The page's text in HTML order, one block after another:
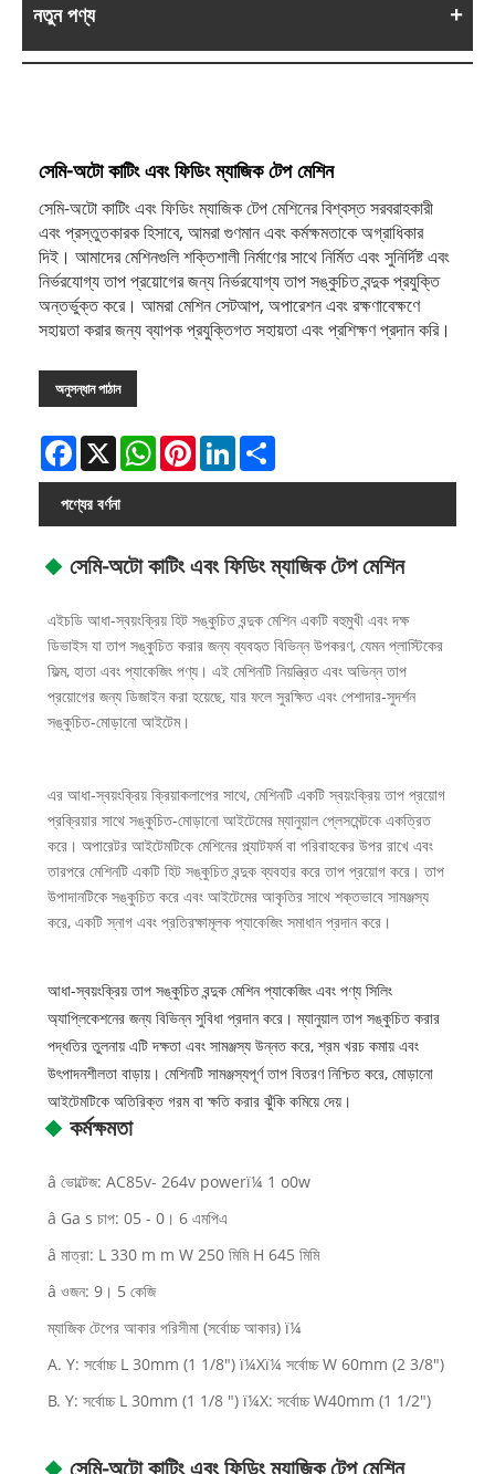
নতুন পণ্য
সেমি-অটো কাটিং এবং ফিডিং ম্যাজিক টেপ মেশিন
সেমি-অটো কাটিং এবং ফিডিং ম্যাজিক টেপ মেশিনের বিশ্বস্ত সরবরাহকারী
এবং প্রস্তুতকারক হিসাবে, আমরা গুণমান এবং কর্মক্ষমতাকে অগ্রাধিকার
দিই। আমাদের মেশিনগুলি শক্তিশালী নির্মাণের সাথে নির্মিত এবং সুনির্দিষ্ট এবং
নির্ভরযোগ্য তাপ প্রয়োগের জন্য নির্ভরযোগ্য তাপ সঙ্কুচিত বন্দুক প্রযুক্তি
অন্তর্ভুক্ত করে। আমরা মেশিন সেটআপ, অপারেশন এবং রক্ষণাবেক্ষণে
সহায়তা করার জন্য ব্যাপক প্রযুক্তিগত সহায়তা এবং প্রশিক্ষণ প্রদান করি।
অনুসন্ধান পাঠান
Facebook
X WhatsAppPinterestLinkedIn
পণ্যের বর্ণনা
সেমি-অটো কাটিং এবং ফিডিং ম্যাজিক টেপ মেশিন
এইচডি আধা-স্বয়ংক্রিয় হিট সঙ্কুচিত বন্দুক মেশিন একটি বহুমুখী এবং দক্ষ
ডিভাইস যা তাপ সঙ্কুচিত করার জন্য ব্যবহৃত বিভিন্ন উপকরণ, যেমন প্লাস্টিকের
ফিল্ম, হাতা এবং প্যাকেজিং পণ্য। এই মেশিনটি নিয়ন্ত্রিত এবং অভিন্ন তাপ
প্রয়োগের জন্য ডিজাইন করা হয়েছে, যার ফলে সুরক্ষিত এবং পেশাদার-সুদর্শন
সঙ্কুচিত-মোড়ানো আইটেম।
এর আধা-স্বয়ংক্রিয় ক্রিয়াকলাপের সাথে, মেশিনটি একটি স্বয়ংক্রিয় তাপ প্রয়োগ
প্রক্রিয়ার সাথে সঙ্কুচিত-মোড়ানো আইটেমের ম্যানুয়াল প্লেসমেন্টকে একত্রিত
করে। অপারেটর আইটেমটিকে মেশিনের প্ল্যাটফর্ম বা পরিবাহকের উপর রাখে এবং
তারপরে মেশিনটি একটি হিট সঙ্কুচিত বন্দুক ব্যবহার করে তাপ প্রয়োগ করে। তাপ
উপাদানটিকে সঙ্কুচিত করে এবং আইটেমের আকৃতির সাথে শক্তভাবে সামঞ্জস্য
করে, একটি স্নাগ এবং প্রতিরক্ষামূলক প্যাকেজিং সমাধান প্রদান করে।
আধা-স্বয়ংক্রিয় তাপ সঙ্কুচিত বন্দুক মেশিন প্যাকেজিং এবং পণ্য সিলিং
অ্যাপ্লিকেশনের জন্য বিভিন্ন সুবিধা প্রদান করে। ম্যানুয়াল তাপ সঙ্কুচিত করার
পদ্ধতির তুলনায় এটি দক্ষতা এবং সামঞ্জস্য উন্নত করে, শ্রম খরচ কমায় এবং
উৎপাদনশীলতা বাড়ায়। মেশিনটি সামঞ্জস্যপূর্ণ তাপ বিতরণ নিশ্চিত করে, মোড়ানো
আইটেমটিকে অতিরিক্ত গরম বা ক্ষতি করার ঝুঁকি কমিয়ে দেয়।
কর্মক্ষমতা
â ভোল্টেজ: AC85v- 264v powerï¼ 1 o0w
â Ga s চাপ: 05 - 0। 6 এমপিএ
â মাত্রা: L 330 m m W 250 মিমি H 645 মিমি
â ওজন: 9। 5 কেজি
ম্যাজিক টেপের আকার পরিসীমা (সর্বোচ্চ আকার) ï¼
A. Y: সর্বোচ্চ L 30mm (1 1/8") ï¼Xï¼ সর্বোচ্চ W 60mm (2 3/8")
B. Y: সর্বোচ্চ L 30mm (1 1/8 ") ï¼X: সর্বোচ্চ W40mm (1 1/2")
সেমি-অটো কাটিং এবং ফিডিং ম্যাজিক টেপ মেশিন